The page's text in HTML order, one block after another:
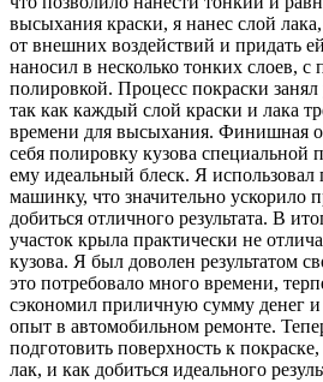
высыхания краски, я нанес слой
от внешних воздействий и придать
наносил в несколько тонких слоев,
полировкой. Процесс покраски
так как каждый слой краски и лака
времени для высыхания. Финишная
себя полировку кузова специальной
ему идеальный блеск. Я
машинку, что значительно ускорило
добиться отличного результата. В
участок крыла практически не
кузова. Я был доволен результатом
это потребовало много времени,
сэкономил приличную сумму денег
опыт в автомобильном ремонте.
подготовить поверхность к
лак, и как добиться идеального